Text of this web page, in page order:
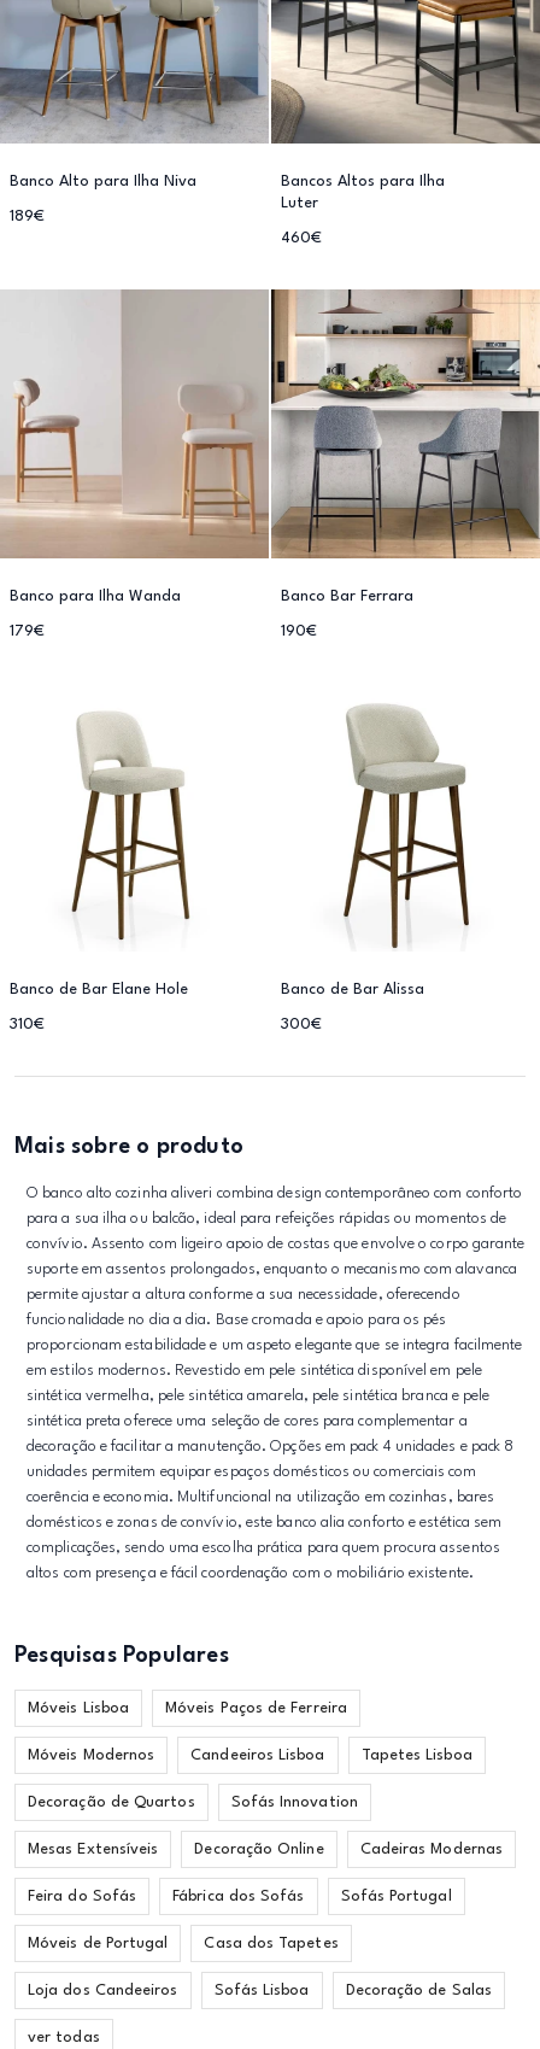
Banco Alto para Ilha Niva
189€
Bancos Altos para Ilha
Luter
460€
Banco para Ilha Wanda
179€
Banco Bar Ferrara
190€
Banco de Bar Elane Hole
310€
Banco de Bar Alissa
300€
Mais sobre o produto
O banco alto cozinha aliveri combina design contemporâneo com conforto
para a sua ilha ou balcão, ideal para refeições rápidas ou momentos de
convívio. Assento com ligeiro apoio de costas que envolve o corpo garante
suporte em assentos prolongados, enquanto o mecanismo com alavanca
permite ajustar a altura conforme a sua necessidade, oferecendo
funcionalidade no dia a dia. Base cromada e apoio para os pés
proporcionam estabilidade e um aspeto elegante que se integra facilmente
em estilos modernos. Revestido em pele sintética disponível em pele
sintética vermelha, pele sintética amarela, pele sintética branca e pele
sintética preta oferece uma seleção de cores para complementar a
decoração e facilitar a manutenção. Opções em pack 4 unidades e pack 8
unidades permitem equipar espaços domésticos ou comerciais com
coerência e economia. Multifuncional na utilização em cozinhas, bares
domésticos e zonas de convívio, este banco alia conforto e estética sem
complicações, sendo uma escolha prática para quem procura assentos
altos com presença e fácil coordenação com o mobiliário existente.
Pesquisas Populares
Móveis Lisboa Móveis Paços de Ferreira
Móveis Modernos Candeeiros Lisboa Tapetes Lisboa
Decoração de Quartos Sofás Innovation
Mesas Extensíveis Decoração Online Cadeiras Modernas
Feira do Sofás Fábrica dos Sofás Sofás Portugal
Móveis de Portugal Casa dos Tapetes
Loja dos Candeeiros Sofás Lisboa Decoração de Salas
ver todas